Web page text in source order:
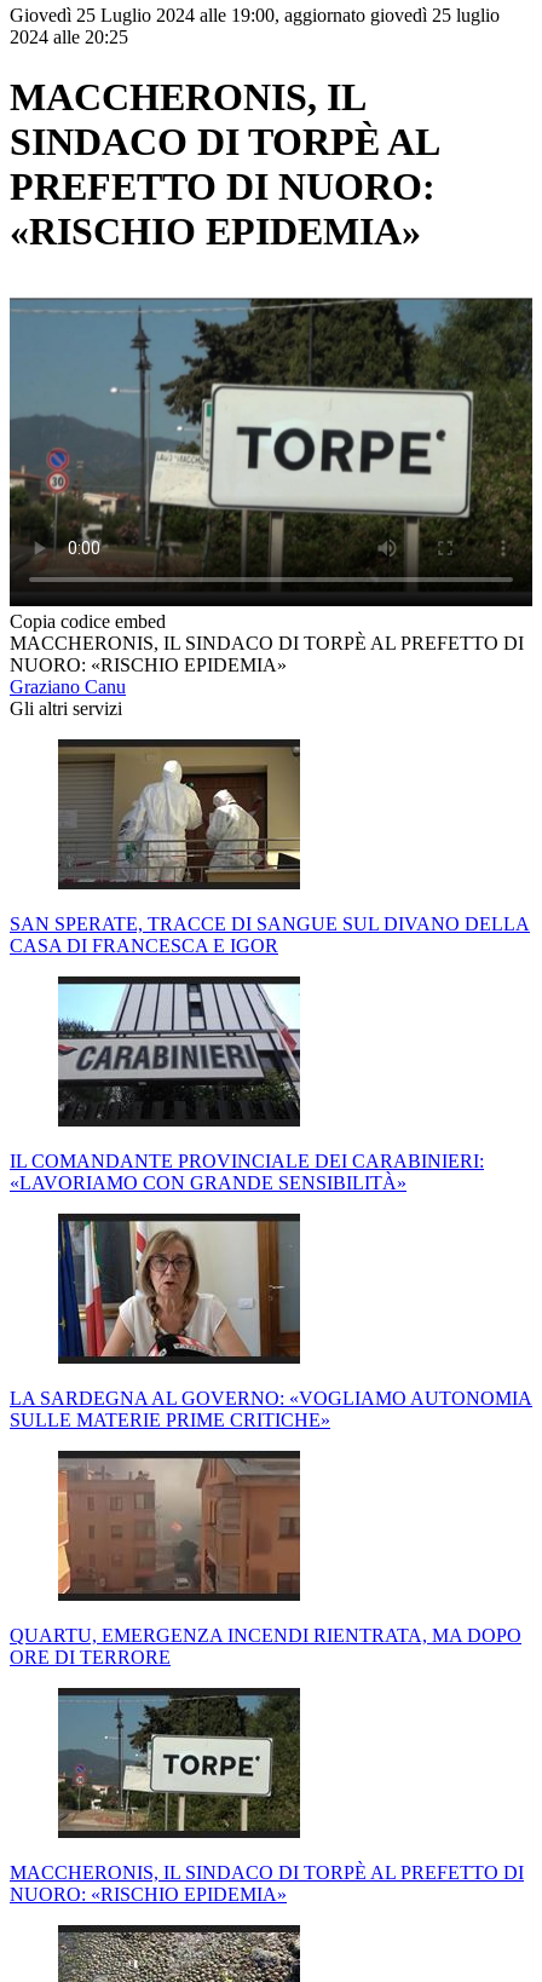
Giovedì 25 Luglio 2024 alle 19:00, aggiornato giovedì 25 luglio
2024 alle 20:25
MACCHERONIS, IL
SINDACO DI TORPÈ AL
PREFETTO DI NUORO:
«RISCHIO EPIDEMIA»
Copia codice embed
MACCHERONIS, IL SINDACO DI TORPÈ AL PREFETTO DI
NUORO: «RISCHIO EPIDEMIA»
Graziano Canu
Gli altri servizi
SAN SPERATE, TRACCE DI SANGUE SUL DIVANO DELLA
CASA DI FRANCESCA E IGOR
IL COMANDANTE PROVINCIALE DEI CARABINIERI:
«LAVORIAMO CON GRANDE SENSIBILITÀ»
LA SARDEGNA AL GOVERNO: «VOGLIAMO AUTONOMIA
SULLE MATERIE PRIME CRITICHE»
QUARTU, EMERGENZA INCENDI RIENTRATA, MA DOPO
ORE DI TERRORE
MACCHERONIS, IL SINDACO DI TORPÈ AL PREFETTO DI
NUORO: «RISCHIO EPIDEMIA»